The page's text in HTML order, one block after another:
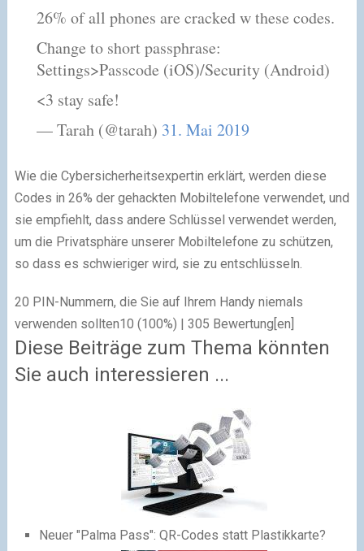
26% of all phones are cracked w these codes.
Change to short passphrase:
Settings>Passcode (iOS)/Security (Android)
<3 stay safe!
— Tarah (@tarah) 31. Mai 2019
Wie die Cybersicherheitsexpertin erklärt, werden diese
Codes in 26% der gehackten Mobiltelefone verwendet, und
sie empfiehlt, dass andere Schlüssel verwendet werden,
um die Privatsphäre unserer Mobiltelefone zu schützen,
so dass es schwieriger wird, sie zu entschlüsseln.
20 PIN-Nummern, die Sie auf Ihrem Handy niemals
verwenden sollten10 (100%) | 305 Bewertung[en]
Diese Beiträge zum Thema könnten
Sie auch interessieren ...
Neuer "Palma Pass": QR-Codes statt Plastikkarte?